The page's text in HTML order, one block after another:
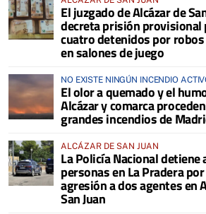
El juzgado de Alcázar de
decreta prisión provisional
cuatro detenidos por
en salones de juego
NO EXISTE NINGÚN INCENDIO
COMARCA
El olor a quemado y el
Alcázar y comarca
grandes incendios de
ALCÁZAR DE SAN JUAN
La Policía Nacional detiene
personas en La Pradera
agresión a dos agentes en
San Juan